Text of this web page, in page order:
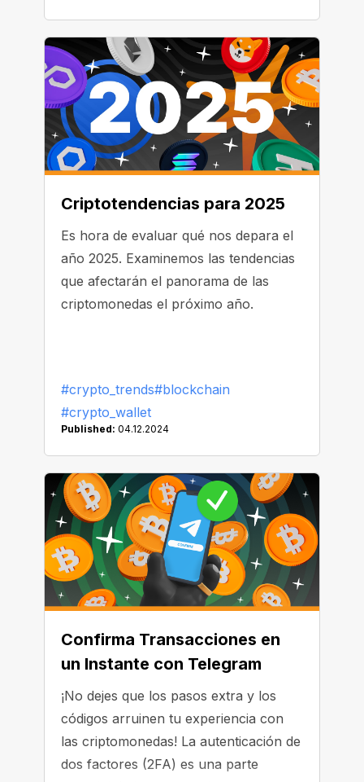
Criptotendencias para 2025
Es hora de evaluar qué nos depara el
año 2025. Examinemos las tendencias
que afectarán el panorama de las
criptomonedas el próximo año.
#crypto_trends#blockchain
#crypto_wallet
Published: 04.12.2024
Confirma Transacciones en
un Instante con Telegram
¡No dejes que los pasos extra y los
códigos arruinen tu experiencia con
las criptomonedas! La autenticación de
dos factores (2FA) es una parte